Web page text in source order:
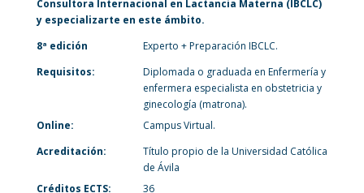
Consultora Internacional en Lactancia Materna (IBCLC)
y especializarte en este ámbito.
8ª edición
Experto + Preparación IBCLC.
Requisitos:
Diplomada o graduada en Enfermería y
enfermera especialista en obstetricia y
ginecología (matrona).
Online:
Campus Virtual.
Acreditación:
Título propio de la Universidad Católica
de Ávila
Créditos ECTS:
36